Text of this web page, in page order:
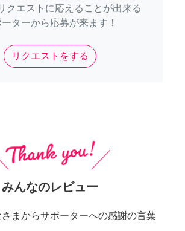
クエストに応えることが出来る
ターから応募が来ます！
リクエストをする
みんなのレビュー
まからサポーターへの感謝の言葉